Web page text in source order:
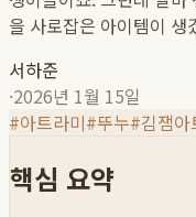
을 사로잡은 아이템이 생
서하준
·2026년 1월 15일
#아트라미#뚜누#김잼아
핵심 요약